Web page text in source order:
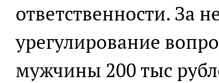
ответственности. За
урегулирование
мужчины 200 тыс